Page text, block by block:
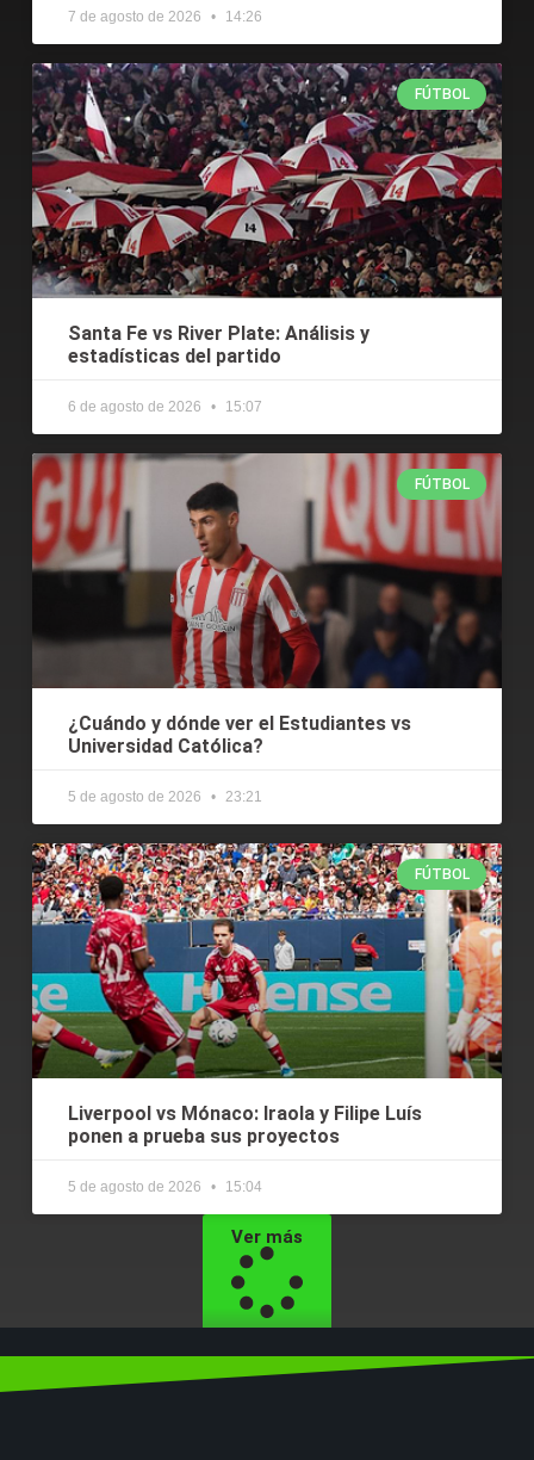
7 de agosto de 2026 14:26
FÚTBOL
Santa Fe vs River Plate: Análisis y
estadísticas del partido
6 de agosto de 2026 15:07
FÚTBOL
¿Cuándo y dónde ver el Estudiantes vs
Universidad Católica?
5 de agosto de 2026 23:21
FÚTBOL
Liverpool vs Mónaco: Iraola y Filipe Luís
ponen a prueba sus proyectos
5 de agosto de 2026 15:04
Ver más